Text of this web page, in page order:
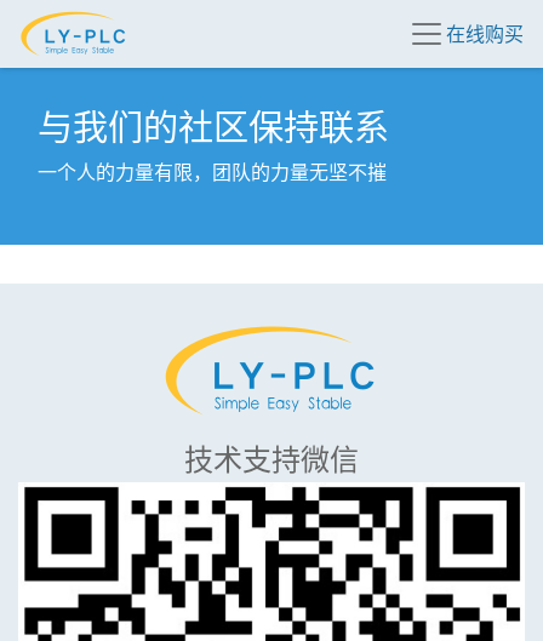
在线购买
与我们的社区保持联系
一个人的力量有限，团队的力量无坚不摧
技术支持微信